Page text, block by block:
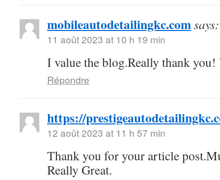
mobileautodetailingkc.comsays:
11 août 2023 at 10 h 19 min
I value the blog.Really thank
Répondre
https://
12 août 2023 at 11 h 57 min
Thank you for your article
Really Great.